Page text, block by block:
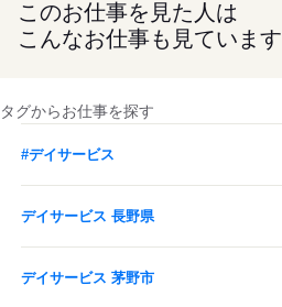
このお仕事を見た人は
こんなお仕事も見ています
タグからお仕事を探す
#デイサービス
デイサービス 長野県
デイサービス 茅野市